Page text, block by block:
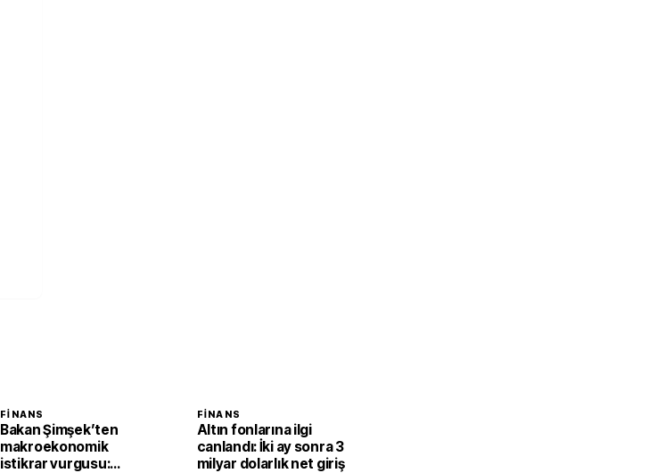
FINANS
Bakan Şimşek’ten
makroekonomik
istikrar vurgusu:
FINANS
Altın fonlarına ilgi
canlandı: İki ay sonra 3
milyar dolarlık net giriş